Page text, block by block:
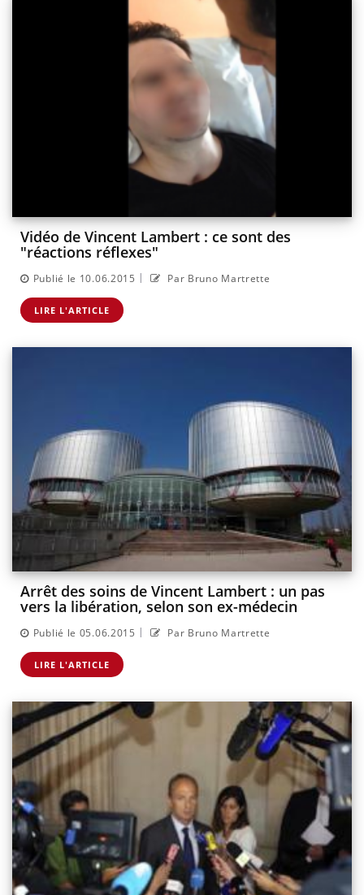
Vidéo de Vincent Lambert : ce sont des
"réactions réflexes"
Publié le 10.06.2015 | Par Bruno Martrette
LIRE L'ARTICLE
Arrêt des soins de Vincent Lambert : un pas
vers la libération, selon son ex-médecin
Publié le 05.06.2015 | Par Bruno Martrette
LIRE L'ARTICLE